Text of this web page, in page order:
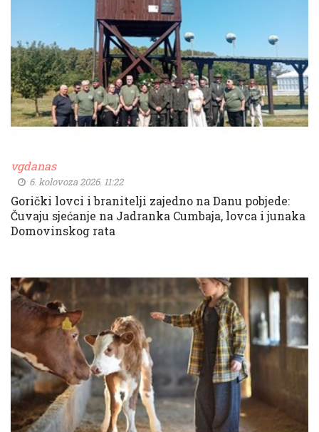
vgdanas
6. kolovoza 2026. 11:22
Gorički lovci i branitelji zajedno na Danu pobjede:
Čuvaju sjećanje na Jadranka Cumbaja, lovca i junaka
Domovinskog rata